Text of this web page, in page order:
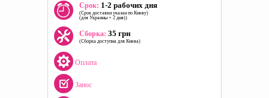
Срок: 1-2 рабочих дня
(Срок доставки указан по Киеву)
(для Украины + 2 дня))
Сборка: 35 грн
(Сборка доступна для Киева)
Оплата
Занос